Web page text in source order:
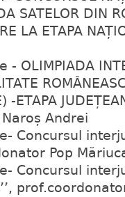
SATELOR DIN
LA ETAPA
- OLIMPIADA
-ETAPA
Andrei
Concursul
Pop
Concursul